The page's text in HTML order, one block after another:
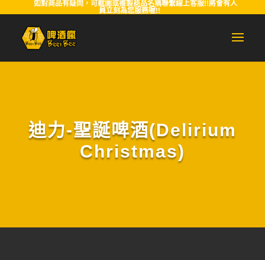
如對商品有疑問，可截圖或複製商品名稱聯繫線上客服!!將會有人
員立刻為您服務喔!!
迪力-聖誕啤酒(Delirium
Christmas)